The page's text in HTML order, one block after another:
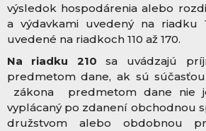
výsledok hospodárenia alebo
a výdavkami uvedený na
uvedené na riadkoch 110 až 170.
Na riadku 210 sa uvádzajú
predmetom dane, ak sú
zákona predmetom dane nie
vyplácaný po zdanení obchodnou
družstvom alebo obdobnou